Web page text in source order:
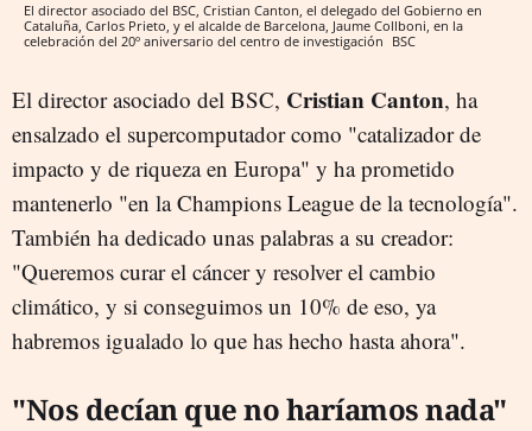
El director asociado del BSC, Cristian Canton, el delegado del Gobierno en
Cataluña, Carlos Prieto, y el alcalde de Barcelona, Jaume Collboni, en la
celebración del 20º aniversario del centro de investigación BSC
El director asociado del BSC, Cristian Canton, ha
ensalzado el supercomputador como "catalizador de
impacto y de riqueza en Europa" y ha prometido
mantenerlo "en la Champions League de la tecnología".
También ha dedicado unas palabras a su creador:
"Queremos curar el cáncer y resolver el cambio
climático, y si conseguimos un 10% de eso, ya
habremos igualado lo que has hecho hasta ahora".
"Nos decían que no haríamos nada"